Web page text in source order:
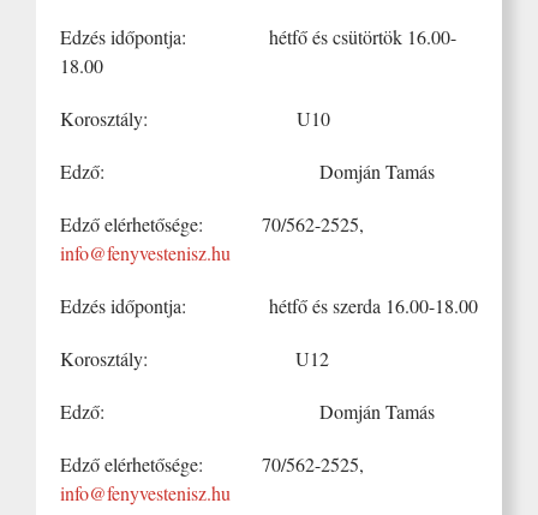
Edzés időpontja: hétfő és csütörtök 16.00-
18.00
Korosztály: U10
Edző: Domján Tamás
Edző elérhetősége: 70/562-2525,
info@fenyvestenisz.hu
Edzés időpontja: hétfő és szerda 16.00-18.00
Korosztály: U12
Edző: Domján Tamás
Edző elérhetősége: 70/562-2525,
info@fenyvestenisz.hu